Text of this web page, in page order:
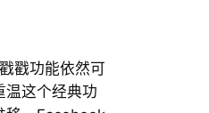
戳功能依然可
温这个经典功